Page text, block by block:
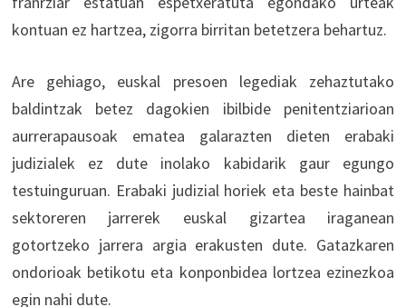
kontuan ez hartzea, zigorra birritan betetzera behartuz.
Are gehiago, euskal presoen legediak zehaztutako
baldintzak betez dagokien ibilbide penitentziarioan
aurrerapausoak ematea galarazten dieten erabaki
judizialek ez dute inolako kabidarik gaur egungo
testuinguruan. Erabaki judizial horiek eta beste hainbat
sektoreren jarrerek euskal gizartea iraganean
gotortzeko jarrera argia erakusten dute. Gatazkaren
ondorioak betikotu eta konponbidea lortzea ezinezkoa
egin nahi dute.